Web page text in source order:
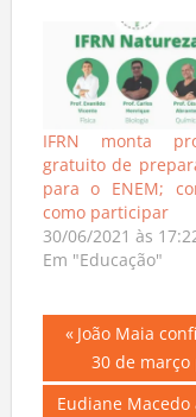
IFRN monta
gratuito de
para o ENEM;
como participar
30/06/2021 às
Em "Educação"
de
Previous
Post:
João Maia
30 de
Next
Eudiane